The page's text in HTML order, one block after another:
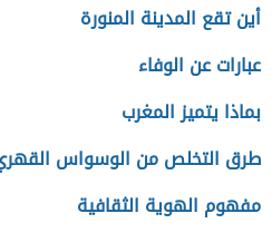
أين تقع المدينة المنورة
عبارات عن الوفاء
بماذا يتميز المغرب
طرق التخلص من الوسواس
مفهوم الهوية الثقافية